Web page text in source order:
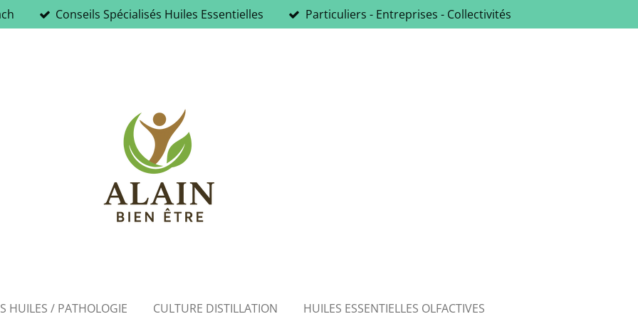
Conseils Spécialisés Huiles Essentielles Particuliers - Entreprises - Collectivités
HUILES / PATHOLOGIE CULTURE DISTILLATION
HUILES ESSENTIELLES OLFACTIVES